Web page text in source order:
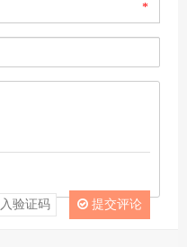
*
提交评论